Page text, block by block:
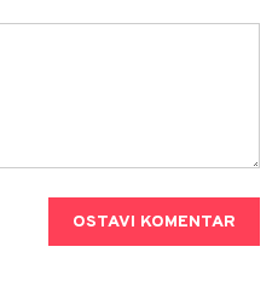
OSTAVI KOMENTAR